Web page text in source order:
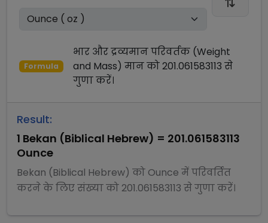
Formula
भार और द्रव्यमान परिवर्तक (Weight
and Mass) मान को201.061583113 से
गुणाकरें।
Result:
1 Bekan (Biblical Hebrew) = 201.061583113
Ounce
Bekan (Biblical Hebrew) को Ounce में परिवर्तित
करने के लिए संख्या को 201.061583113 सेगुणाकरें।